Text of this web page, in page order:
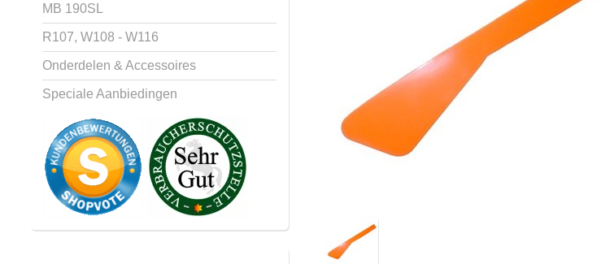
MB 190SL
R107, W108 - W116
Onderdelen & Accessoires
Speciale Aanbiedingen